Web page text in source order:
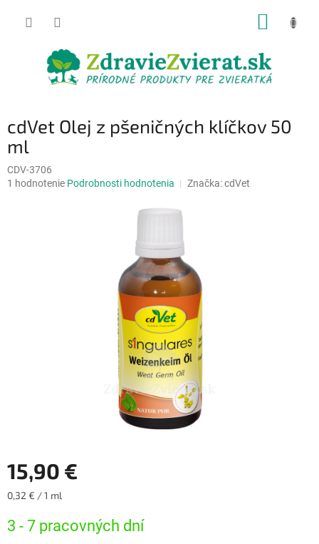
cdVet Olej z pšeničných klíčkov 50
ml
CDV-3706
Priemerné
1 hodnotenie Podrobnosti hodnotenia Značka:cdVet
15,90 €
Jednotková
0,32 € / 1 ml
3 - 7 pracovných dní